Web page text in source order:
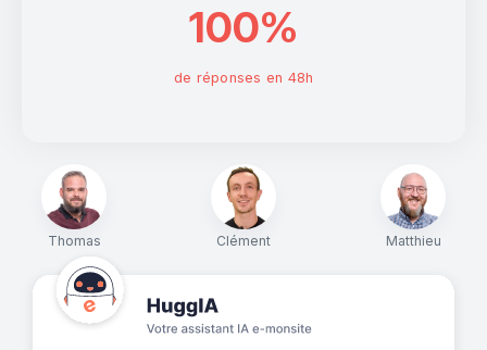
Thomas Clément Matthieu
100%
de réponses en 48h